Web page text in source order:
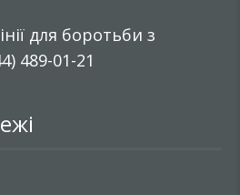
для боротьби з
489-01-21